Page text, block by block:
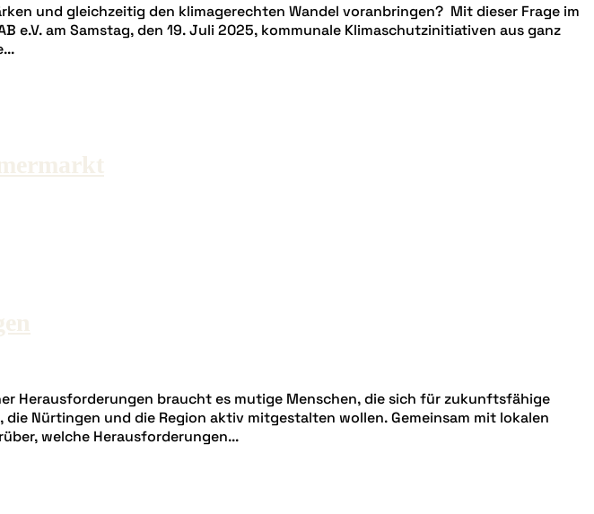
und gleichzeitig den klimagerechten Wandel voranbringen? Mit dieser Frage im
e.V. am Samstag, den 19. Juli 2025, kommunale Klimaschutzinitiativen aus ganz
Herausforderungen braucht es mutige Menschen, die sich für zukunftsfähige
Nürtingen und die Region aktiv mitgestalten wollen. Gemeinsam mit lokalen
welche Herausforderungen...